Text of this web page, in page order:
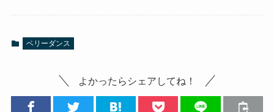
ベリーダンス
よかったらシェアしてね！